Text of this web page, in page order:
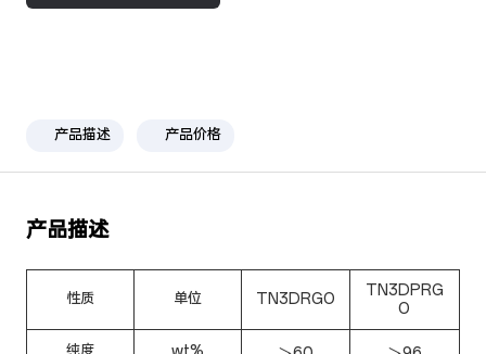
产品描述 产品价格
产品描述
性质 单位 TN3DRGO
TN3DPRG
O